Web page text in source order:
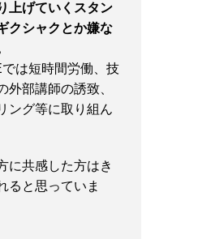
上げていくスタン
クシャクとか嫌な
は短時間労働、技
外部講師の誘致、
ング等に取り組ん
に共感した方はき
ると思っていま